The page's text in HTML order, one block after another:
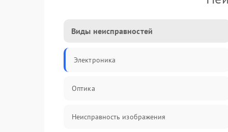
Виды неисправностей
Электроника
Оптика
Неисправность изображения